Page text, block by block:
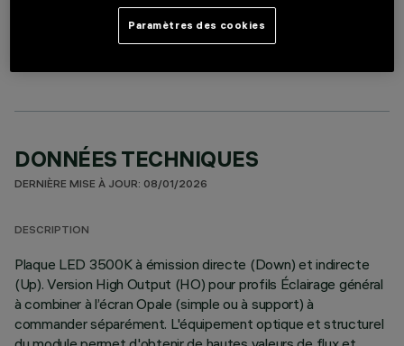
LIGHTING MODULE
DONNÉES TECHNIQUES
DERNIÈRE MISE À JOUR: 08/01/2026
DESCRIPTION
Plaque LED 3500K à émission directe (Down) et indirecte
(Up). Version High Output (HO) pour profils Éclairage général
à combiner à l’écran Opale (simple ou à support) à
commander séparément. L'équipement optique et structurel
Paramètres des cookies